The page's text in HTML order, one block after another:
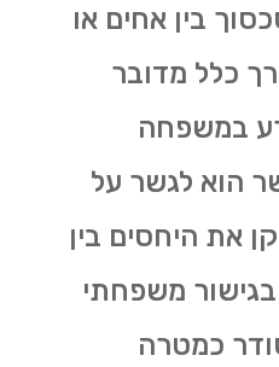
בין אחים או
כלל מדובר
במשפחה
הוא לגשר על
את היחסים בין
משפחתי
כמטרה